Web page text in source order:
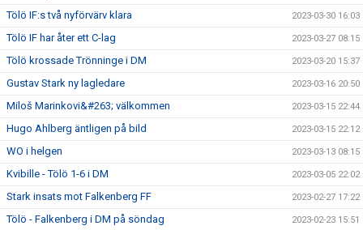
Tölö IF:s två nyförvärv klara 2023-03-30 16:03
Tölö IF har åter ett C-lag 2023-03-27 08:15
Tölö krossade Trönninge i DM 2023-03-20 15:37
Gustav Stark ny lagledare 2023-03-16 20:50
Miloš Marinkovi&#263; välkommen 2023-03-15 22:44
Hugo Ahlberg äntligen på bild 2023-03-15 22:12
WO i helgen 2023-03-13 08:15
Kvibille - Tölö 1-6 i DM 2023-03-05 22:02
Stark insats mot Falkenberg FF 2023-02-27 17:22
Tölö - Falkenberg i DM på söndag 2023-02-23 15:51